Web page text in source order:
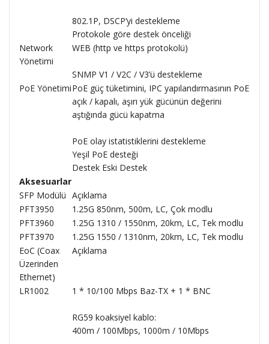
802.1P, DSCP’yi destekleme
Protokole göre destek önceliği
Network
Yönetimi
WEB (http ve https protokolü)
SNMP V1 / V2C / V3’ü destekleme
PoE YönetimiPoE güç tüketimini, IPC yapılandırmasının PoE
açık / kapalı, aşırı yük gücünün değerini
aştığında gücü kapatma
PoE olay istatistiklerini destekleme
Yeşil PoE desteği
Destek Eski Destek
Aksesuarlar
SFP Modülü Açıklama
PFT3950
1.25G 850nm, 500m, LC, Çok modlu
PFT3960
1.25G 1310 / 1550nm, 20km, LC, Tek modlu
PFT3970
1.25G 1550 / 1310nm, 20km, LC, Tek modlu
EoC (Coax
Üzerinden
Ethernet)
Açıklama
LR1002 1 * 10/100 Mbps Baz-TX + 1 * BNC
RG59 koaksiyel kablo:
400m / 100Mbps, 1000m / 10Mbps